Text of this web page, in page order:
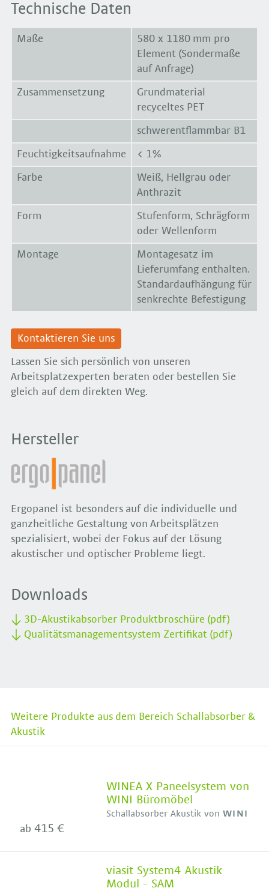
Technische Daten
Maße
580 x 1180 mm pro
Element (Sondermaße
auf Anfrage)
Zusammensetzung
Grundmaterial
recyceltes PET
schwerentflammbar B1
Feuchtigkeitsaufnahme < 1%
Farbe
Weiß, Hellgrau oder
Anthrazit
Form
Stufenform, Schrägform
oder Wellenform
Montage
Montagesatz im
Lieferumfang enthalten.
Standardaufhängung für
senkrechte Befestigung
Kontaktieren Sie uns
Lassen Sie sich persönlich von unseren
Arbeitsplatzexperten beraten oder bestellen Sie
gleich auf dem direkten Weg.
Hersteller
Ergopanel ist besonders auf die individuelle und
ganzheitliche Gestaltung von Arbeitsplätzen
spezialisiert, wobei der Fokus auf der Lösung
akustischer und optischer Probleme liegt.
Downloads
3D-Akustikabsorber Produktbroschüre (pdf)
Qualitätsmanagementsystem Zertifikat (pdf)
Weitere Produkte aus dem Bereich Schallabsorber &
Akustik
WINEA X Paneelsystem von
WINI Büromöbel
Schallabsorber Akustik von WINI
ab 415 €
viasit System4 Akustik
Modul - SAM